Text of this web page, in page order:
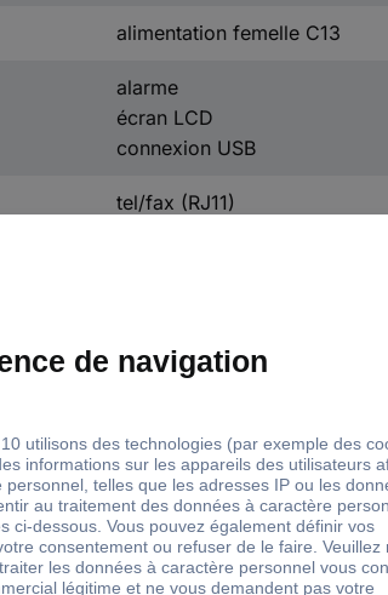
alimentation femelle C13
alarme
écran LCD
connexion USB
tel/fax (RJ11)